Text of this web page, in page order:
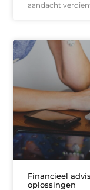
aandacht
Financieel
oplossingen